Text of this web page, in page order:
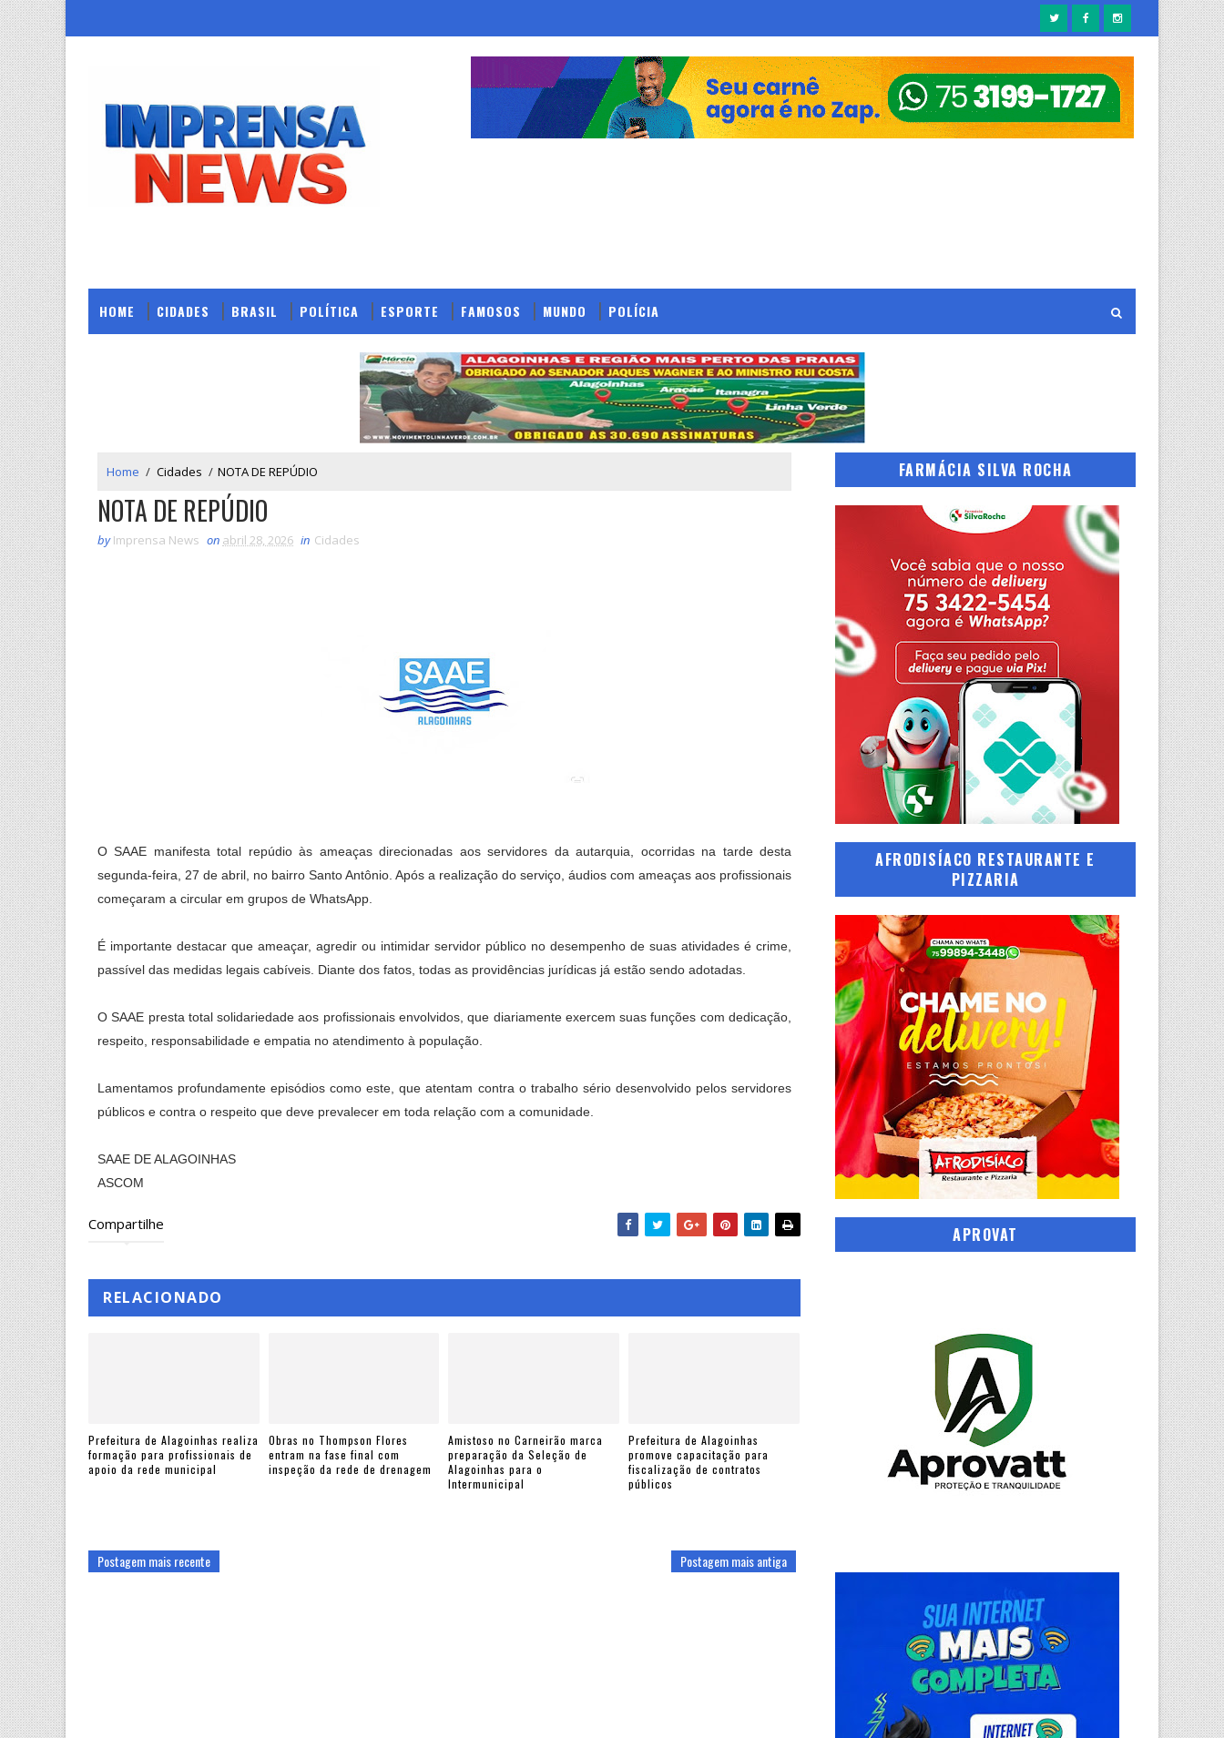
HOME CIDADES BRASIL POLÍTICA ESPORTE FAMOSOS MUNDO POLÍCIA
Home / Cidades / NOTA DE REPÚDIO
NOTA DE REPÚDIO
by Imprensa News on abril 28, 2026 in Cidades
O SAAE manifesta total repúdio às ameaças direcionadas aos servidores da autarquia, ocorridas na tarde desta
segunda-feira, 27 de abril, no bairro Santo Antônio. Após a realização do serviço, áudios com ameaças aos profissionais
começaram a circular em grupos de WhatsApp.
É importante destacar que ameaçar, agredir ou intimidar servidor público no desempenho de suas atividades é crime,
passível das medidas legais cabíveis. Diante dos fatos, todas as providências jurídicas já estão sendo adotadas.
O SAAE presta total solidariedade aos profissionais envolvidos, que diariamente exercem suas funções com dedicação,
respeito, responsabilidade e empatia no atendimento à população.
Lamentamos profundamente episódios como este, que atentam contra o trabalho sério desenvolvido pelos servidores
públicos e contra o respeito que deve prevalecer em toda relação com a comunidade.
SAAE DE ALAGOINHAS
ASCOM
Compartilhe
RELACIONADO
Prefeitura de Alagoinhas realiza
formação para profissionais de
apoio da rede municipal
Obras no Thompson Flores
entram na fase final com
inspeção da rede de drenagem
Amistoso no Carneirão marca
preparação da Seleção de
Alagoinhas para o
Intermunicipal
Prefeitura de Alagoinhas
promove capacitação para
fiscalização de contratos
públicos
Postagem mais recente Postagem mais antiga
FARMÁCIA SILVA ROCHA
AFRODISÍACO RESTAURANTE E
PIZZARIA
APROVAT